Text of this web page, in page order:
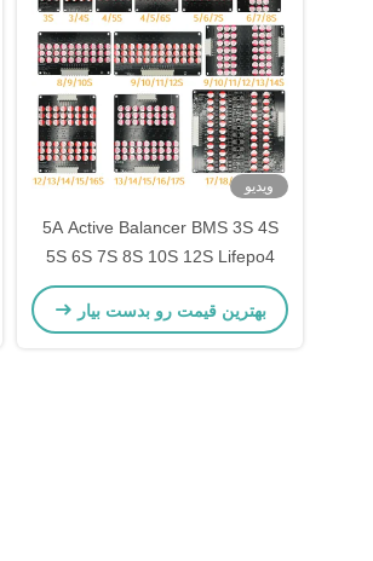
ویدیو
5A Active Balancer BMS 3S 4S
5S 6S 7S 8S 10S 12S Lifepo4
LTO باتری لیتیوم معادل کننده
بهترین قیمت رو بدست بیار